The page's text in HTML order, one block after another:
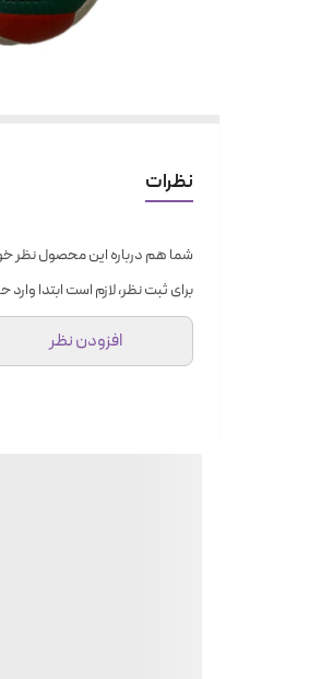
نظرات
شما هم درباره این محصول نظر
برای ثبت نظر، لازم است ابتدا
افزودن نظر